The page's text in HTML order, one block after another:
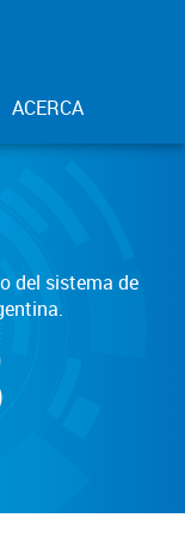
ACERCA
del sistema de